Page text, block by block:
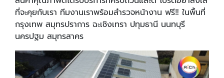
ที่จะคุยกับเรา ทีมงานเราพร้อมสำรวจหน้างาน ฟรี‼️ ในพื้นที่
กรุงเทพ สมุทรปราการ ฉะเชิงเทรา ปทุมธานี นนทบุรี
นครปฐม สมุทรสาคร